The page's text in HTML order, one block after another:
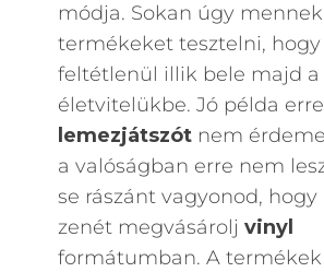
módja. Sokan úgy
termékeket tesztelni,
feltétlenül illik bele majd a
életvitelükbe. Jó példa
lemezjátszótnem
a valóságban erre nem
se rászánt vagyonod,
zenét megvásárolj vinyl
formátumban. A termékek